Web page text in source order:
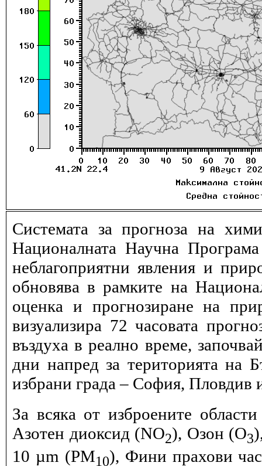
Системата за прогноза на
Националната Научна
неблагоприятни явления и
обновява в рамките на
оценка и прогнозиране на
визуализира 72 часовата
въздуха в реално време,
дни напред за територията на
избрани града – София, Пловдив
За всяка от изброените
Азотен диоксид (NO2), Озон (O3
10 µm (PM10), Фини прахови